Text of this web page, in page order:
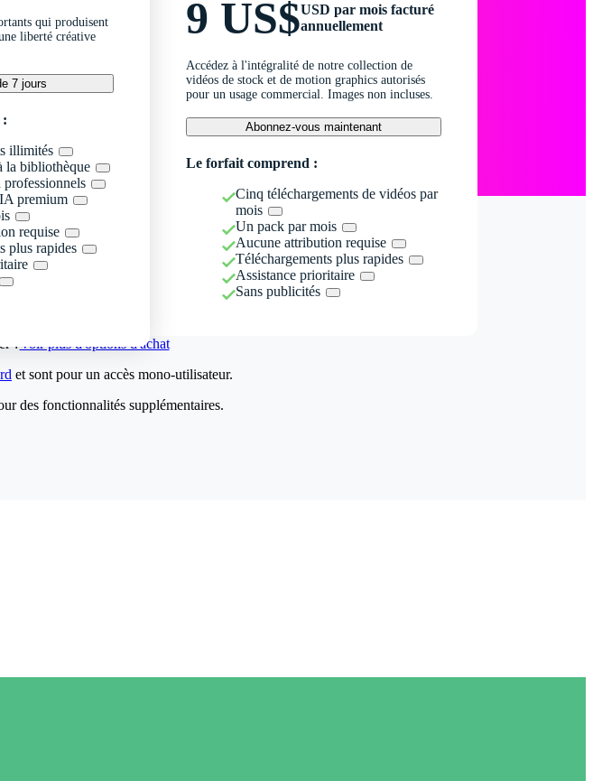
qui produisent
liberté créative
7 jours
:
illimités
la bibliothèque
premium
requise
plus rapides
9 US$USD par mois facturé
annuellement
Accédez à l'intégralité de notre collection de
vidéos de stock et de motion graphics autorisés
pour un usage commercial. Images non incluses.
Abonnez-vous maintenant
Le forfait comprend :
Cinq téléchargements de vidéos par
mois
Un pack par mois
Aucune attribution requise
Téléchargements plus rapides
Assistance prioritaire
Sans publicités
?Voir plus d'options d'achat
et sont pour un accès mono-utilisateur.
des fonctionnalités supplémentaires.